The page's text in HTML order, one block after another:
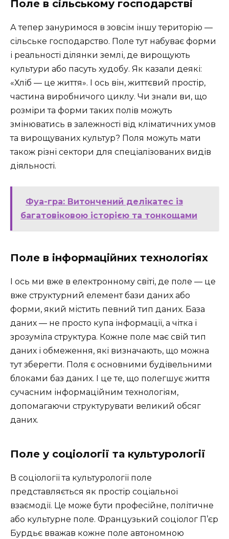
Поле в сільському господарстві
А тепер зануримося в зовсім іншу територію —
сільське господарство. Поле тут набуває форми
і реальності ділянки землі, де вирощують
культури або пасуть худобу. Як казали деякі:
«Хліб — це життя». І ось він, життєвий простір,
частина виробничого циклу. Чи знали ви, що
розміри та форми таких полів можуть
змінюватись в залежності від кліматичних умов
та вирощуваних культур? Поля можуть мати
також різні сектори для спеціалізованих видів
діяльності.
Фуа-гра: Витончений делікатес із
багатовіковою історією та тонкощами
Поле в інформаційних технологіях
І ось ми вже в електронному світі, де поле — це
вже структурний елемент бази даних або
форми, який містить певний тип даних. База
даних — не просто купа інформації, а чітка і
зрозуміла структура. Кожне поле має свій тип
даних і обмеження, які визначають, що можна
тут зберегти. Поля є основними будівельними
блоками баз даних. І це те, що полегшує життя
сучасним інформаційним технологіям,
допомагаючи структурувати великий обсяг
даних.
Поле у соціології та культурології
В соціології та культурології поле
представляється як простір соціальної
взаємодії. Це може бути професійне, політичне
або культурне поле. Французький соціолог П’єр
Бурдьє вважав кожне поле автономною